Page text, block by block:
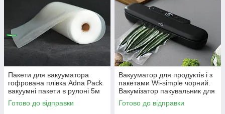
Пакети для вакууматора
гофрована плівка Adna Pack
вакуумні пакети в рулоні 5м
на 25см
Готово до відправки
Вакууматор для продуктів і з
пакетами Wi-simple чорний.
Вакумізатор пакувальник для
дому
Готово до відправки